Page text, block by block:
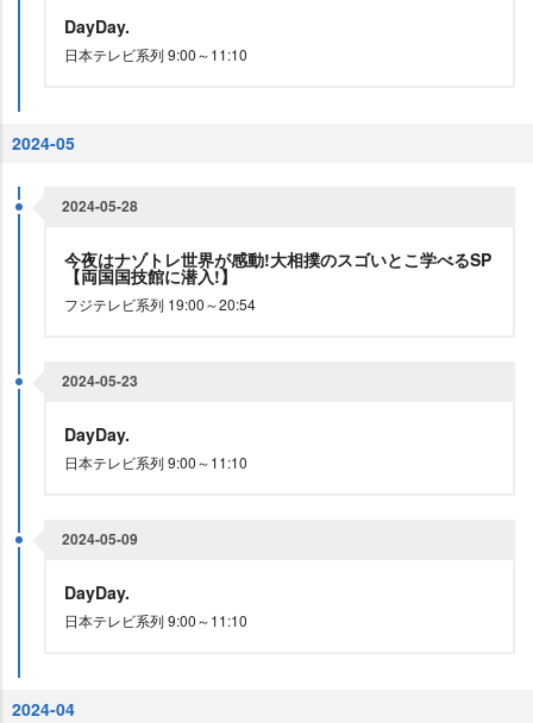
DayDay.
日本テレビ系列 9:00～11:10
2024-05
2024-05-28
今夜はナゾトレ世界が感動!大相撲のスゴいとこ学べるSP
【両国国技館に潜入!】
フジテレビ系列 19:00～20:54
2024-05-23
DayDay.
日本テレビ系列 9:00～11:10
2024-05-09
DayDay.
日本テレビ系列 9:00～11:10
2024-04